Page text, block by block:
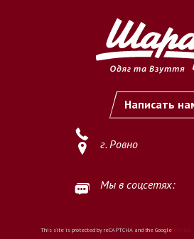
Написать
г. Ровно
Мы в соцсетях:
This site is protected by reCAPTCHA and the Google Privacy